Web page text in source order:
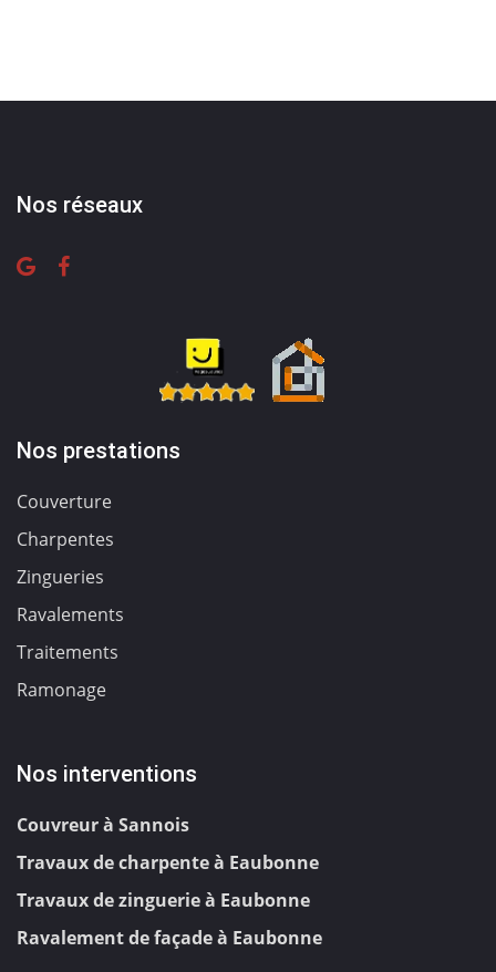
Nos réseaux
Nos prestations
Couverture
Charpentes
Zingueries
Ravalements
Traitements
Ramonage
Nos interventions
Couvreur à Sannois
Travaux de charpente à Eaubonne
Travaux de zinguerie à Eaubonne
Ravalement de façade à Eaubonne